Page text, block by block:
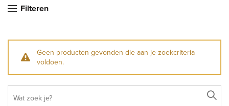
Filteren
Geen producten gevonden die aan je zoekcriteria
voldoen.
for: